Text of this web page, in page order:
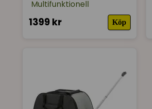
Multifunktionell
1399 kr Köp